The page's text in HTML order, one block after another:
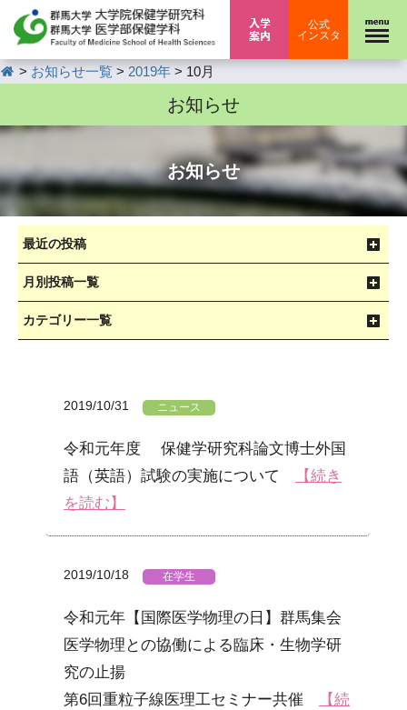
公式
インスタ
HOME
> お知らせ一覧 > 2019年 > 10月
お知らせ
お知らせ
最近の投稿
月別投稿一覧
カテゴリー一覧
2019/10/31 ニュース
令和元年度 保健学研究科論文博士外国
語（英語）試験の実施について
【続き
を読む】
2019/10/18 在学生
令和元年【国際医学物理の日】群馬集会
医学物理との協働による臨床・生物学研
究の止揚
第6回重粒子線医理工セミナー共催
【続